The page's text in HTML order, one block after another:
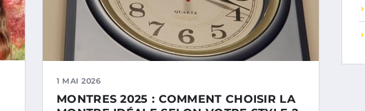
1 MAI 2026
MONTRES 2025 : COMMENT CHOISIR LA